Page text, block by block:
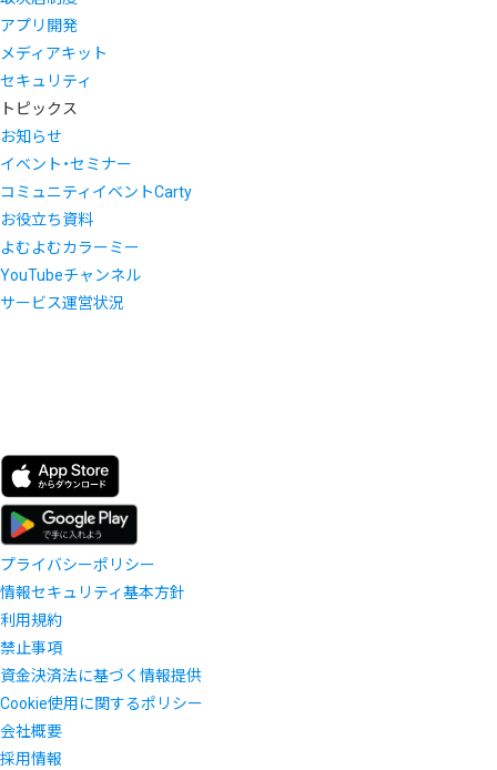
アプリ開発
メディアキット
セキュリティ
トピックス
お知らせ
イベント・セミナー
コミュニティイベントCarty
お役立ち資料
よむよむカラーミー
YouTubeチャンネル
サービス運営状況
プライバシーポリシー
情報セキュリティ基本方針
利用規約
禁止事項
資金決済法に基づく情報提供
Cookie使用に関するポリシー
会社概要
採用情報